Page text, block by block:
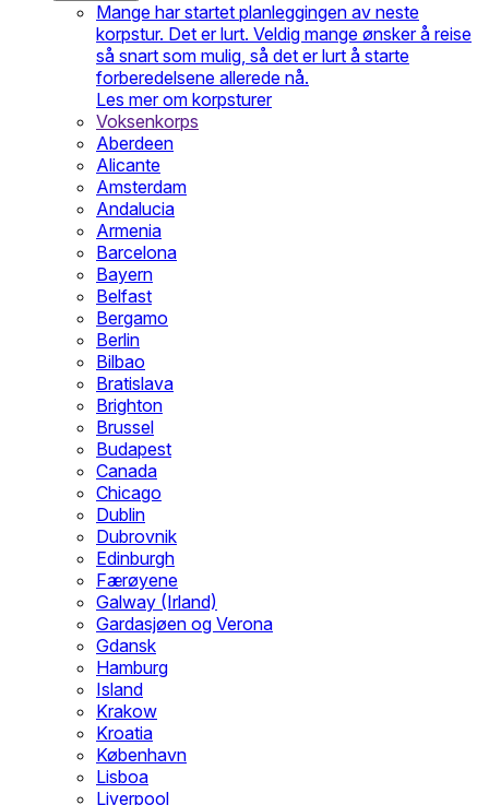
Mange har startet planleggingen av neste
korpstur. Det er lurt. Veldig mange ønsker å reise
så snart som mulig, så det er lurt å starte
forberedelsene allerede nå.
Les mer om korpsturer
Voksenkorps
Aberdeen
Alicante
Amsterdam
Andalucia
Armenia
Barcelona
Bayern
Belfast
Bergamo
Berlin
Bilbao
Bratislava
Brighton
Brussel
Budapest
Canada
Chicago
Dublin
Dubrovnik
Edinburgh
Færøyene
Galway (Irland)
Gardasjøen og Verona
Gdansk
Hamburg
Island
Krakow
Kroatia
København
Lisboa
Liverpool